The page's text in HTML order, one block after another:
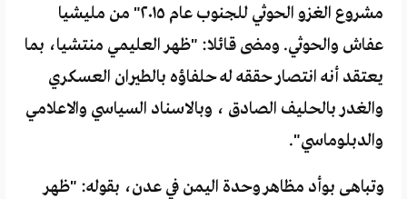
مشروع الغزو الحوثي للجنوب عام ٢٠١٥" من مليشيا
عفاش والحوثي. ومضى قائلا: "ظهر العليمي منتشيا، بما
يعتقد أنه انتصار حققه له حلفاؤه بالطيران العسكري
والغدر بالحليف الصادق ، وبالاسناد السياسي والاعلامي
والدبلوماسي".
وتباهى بوأد مظاهر وحدة اليمن في عدن، بقوله: "ظهر